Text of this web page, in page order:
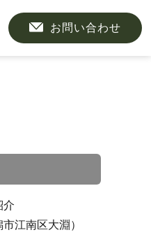
お問い合わせ
市江南区大淵）